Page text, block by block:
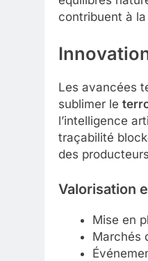
contribuent à
Les avancées
sublimer le
l’intelligence
traçabilité
des
Valorisation
Mise en
Marchés